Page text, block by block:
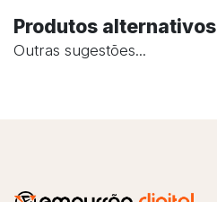
Produtos alternativos
Outras sugestões...